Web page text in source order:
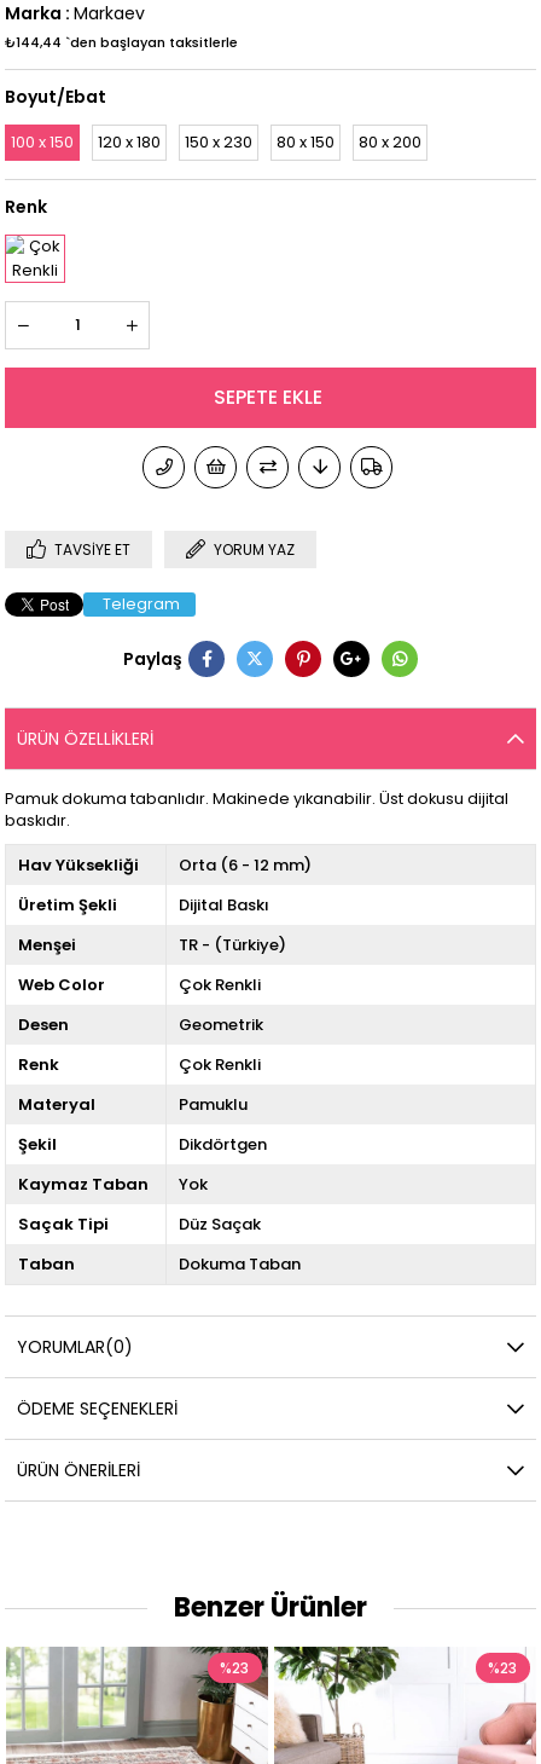
Marka : Markaev
₺144,44 `den başlayan taksitlerle
Boyut/Ebat
100 x 150 120 x 180 150 x 230 80 x 150 80 x 200
Renk
TAVSIYE ET YORUM YAZ
Telegram
Paylaş
ÜRÜN ÖZELLIKLERI
Pamuk dokuma tabanlıdır. Makinede yıkanabilir. Üst dokusu dijital
baskıdır.
Hav Yüksekliği
Orta (6 - 12 mm)
Üretim Şekli
Dijital Baskı
Menşei
TR - (Türkiye)
Web Color
Çok Renkli
Desen
Geometrik
Renk
Çok Renkli
Materyal
Pamuklu
Şekil
Dikdörtgen
Kaymaz Taban
Yok
Saçak Tipi
Düz Saçak
Taban
Dokuma Taban
YORUMLAR(0)
ÖDEME SEÇENEKLERI
ÜRÜN ÖNERILERI
Benzer Ürünler